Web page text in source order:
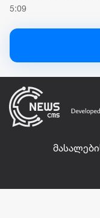
რთულია, ახლა
5:09